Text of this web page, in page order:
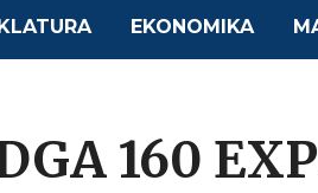
EKONOMIKA
160